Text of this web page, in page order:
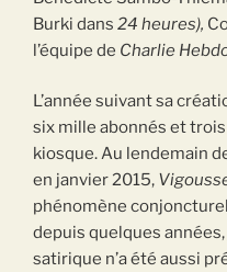
Burki dans 24 heures),
l’équipe de Charlie
L’année suivant sa
six mille abonnés et
kiosque. Au lendemain
en janvier 2015,
phénomène
depuis quelques
satirique n’a été aussi